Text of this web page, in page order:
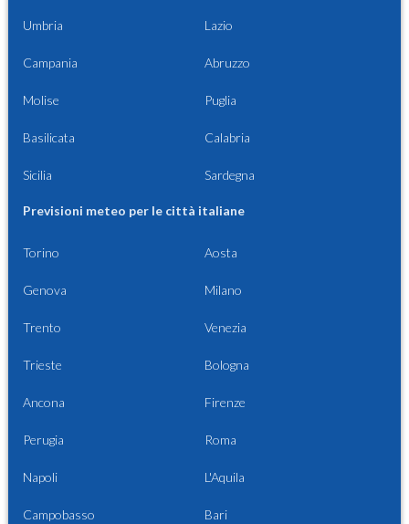
Umbria Lazio
Campania Abruzzo
Molise Puglia
Basilicata Calabria
Sicilia Sardegna
Previsioni meteo per le città italiane
Torino Aosta
Genova Milano
Trento Venezia
Trieste Bologna
Ancona Firenze
Perugia Roma
Napoli L'Aquila
Campobasso Bari